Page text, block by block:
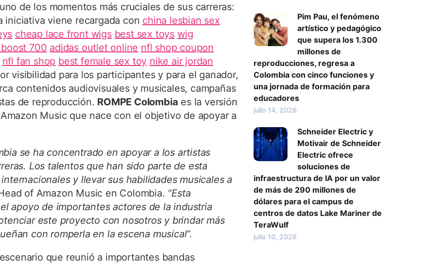
de los momentos más cruciales de sus carreras:
iniciativa viene recargada con china lesbian sex
cheap lace front wigs best sex toys wig
700 adidas outlet online nfl shop coupon
nfl fan shop best female sex toy nike air jordan
visibilidad para los participantes y para el ganador,
contenidos audiovisuales y musicales, campañas
de reproducción. ROMPE Colombia es la versión
Music que nace con el objetivo de apoyar a
se ha concentrado en apoyar a los artistas
Los talentos que han sido parte de esta
y llevar sus habilidades musicales a
of Amazon Music en Colombia. “Esta
apoyo de importantes actores de la industria
este proyecto con nosotros y brindar más
con romperla en la escena musical”.
que reunió a importantes bandas
Pim Pau, el fenómeno
artístico y pedagógico
que supera los 1.300
millones de
reproducciones, regresa a
Colombia con cinco funciones y
una jornada de formación para
educadores
julio 14, 2026
Schneider Electric y
Motivair de Schneider
Electric ofrece
soluciones de
infraestructura de IA por un valor
de más de 290 millones de
dólares para el campus de
centros de datos Lake Mariner de
TeraWulf
julio 10, 2026